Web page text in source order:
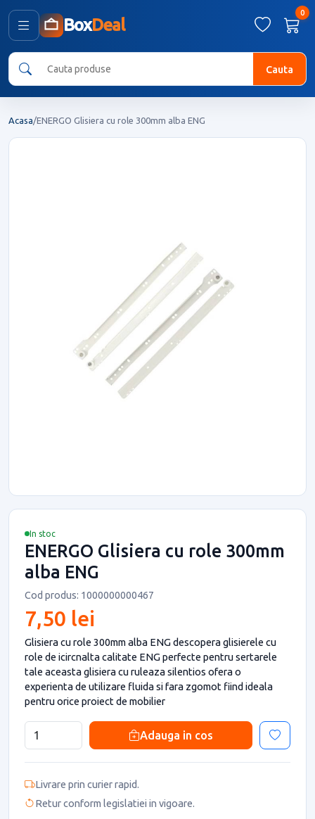
BoxDeal
0
Cauta
Acasa/ENERGO Glisiera cu role 300mm alba ENG
In stoc
ENERGO Glisiera cu role 300mm
alba ENG
Cod produs: 1000000000467
7,50 lei
Glisiera cu role 300mm alba ENG descopera glisierele cu
role de icircnalta calitate ENG perfecte pentru sertarele
tale aceasta glisiera cu ruleaza silentios ofera o
experienta de utilizare fluida si fara zgomot fiind ideala
pentru orice proiect de mobilier
Adauga in cos
Livrare prin curier rapid.
Retur conform legislatiei in vigoare.